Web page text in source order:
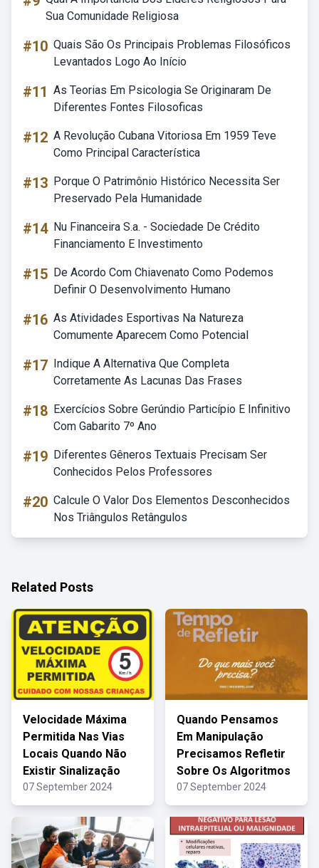
Sua Comunidade Religiosa
#10 Quais São Os Principais Problemas Filosóficos
Levantados Logo Ao Início
#11 As Teorias Em Psicologia Se Originaram De
Diferentes Fontes Filosoficas
#12 A Revolução Cubana Vitoriosa Em 1959 Teve
Como Principal Característica
#13 Porque O Patrimônio Histórico Necessita Ser
Preservado Pela Humanidade
#14 Nu Financeira S.a. - Sociedade De Crédito
Financiamento E Investimento
#15 De Acordo Com Chiavenato Como Podemos
Definir O Desenvolvimento Humano
#16 As Atividades Esportivas Na Natureza
Comumente Aparecem Como Potencial
#17 Indique A Alternativa Que Completa
Corretamente As Lacunas Das Frases
#18 Exercícios Sobre Gerúndio Particípio E Infinitivo
Com Gabarito 7º Ano
#19 Diferentes Gêneros Textuais Precisam Ser
Conhecidos Pelos Professores
#20 Calcule O Valor Dos Elementos Desconhecidos
Nos Triângulos Retângulos
Related Posts
Velocidade Máxima
Permitida Nas Vias
Locais Quando Não
Existir Sinalização
07 September 2024
Quando Pensamos
Em Manipulação
Precisamos Refletir
Sobre Os Algoritmos
07 September 2024